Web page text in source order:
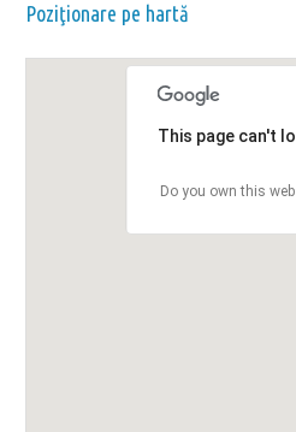
Poziţionare pe hartă
This page can't
Do you own this